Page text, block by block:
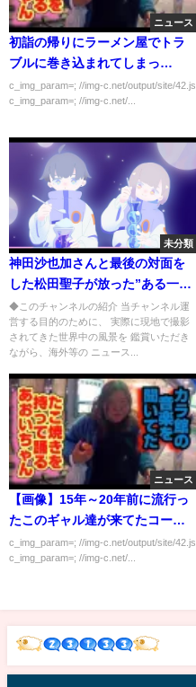
ニュース
初詣の帰りにラーメン屋でトラ
ブルに巻き込まれてしまっ
た・・・
c_img_param=; //img-c.net/output/site/42.js
c_img_param=; //img-c.net/...
未分類
神田沙也加さんと最後の対面を
した松田聖子が放った”ある一
言”に涙が溢れて止まらない…
神田沙也加さんと松田聖子の本
当の関係には涙が溢れて止まら
◆このチャンネルの紹介 当チャンネル運
営する目的のために、 実際に現地で撮影
されてきた世界中の風景を 鑑賞いただき
ながら、海外等の ニュース...
ニュース
【画像】15年～20年前に流行っ
たこのギャル達が来てたコート
の値段
c_img_param=; //img-c.net/output/site/42.js
c_img_param=; //img-c.net/...